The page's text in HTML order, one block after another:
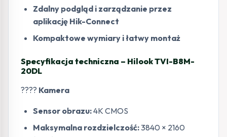
Zdalny podgląd i zarządzanie przez
aplikację Hik-Connect
Kompaktowe wymiary i łatwy montaż
Specyfikacja techniczna – Hilook TVI-B8M-
20DL
???? Kamera
Sensor obrazu:4K CMOS
Maksymalna rozdzielczość:3840 × 2160